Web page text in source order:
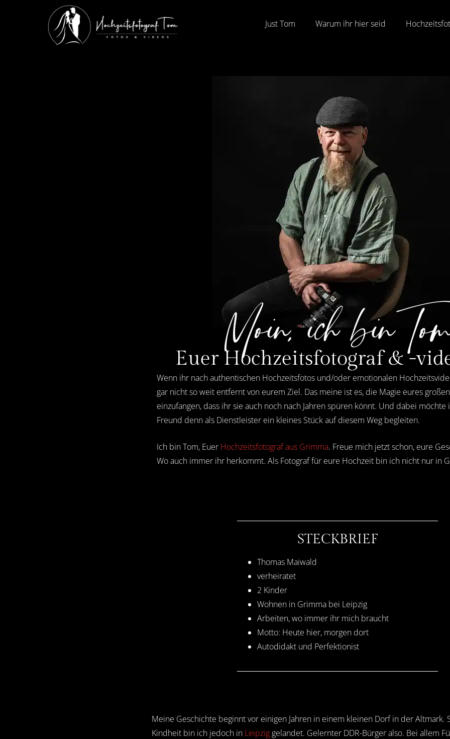
Just Tom Warum ihr hier seid
Moin, ich bin Tom
Euer Hochzeitsfotograf & -
Wenn ihr nach authentischen Hochzeitsfotos und/oder emotionalen
gar nicht so weit entfernt von eurem Ziel. Das meine ist es, die Magie eures
einzufangen, dass ihr sie auch noch nach Jahren spüren könnt. Und dabei möchte
Freund denn als Dienstleister ein kleines Stück auf diesem Weg begleiten.
Ich bin Tom, Euer Hochzeitsfotograf aus Grimma. Freue mich jetzt schon, eure
Wo auch immer ihr herkommt. Als Fotograf für eure Hochzeit bin ich nicht nur in
STECKBRIEF
Thomas Maiwald
verheiratet
2 Kinder
Wohnen in Grimma bei Leipzig
Arbeiten, wo immer ihr mich braucht
Motto: Heute hier, morgen dort
Autodidakt und Perfektionist
Meine Geschichte beginnt vor einigen Jahren in einem kleinen Dorf in der Altmark.
Kindheit bin ich jedoch in Leipzig gelandet. Gelernter DDR-Bürger also. Bei allem